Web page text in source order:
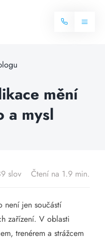
Toggle
internetu
Televize
Blog
Kontakt
mění
a mysl
slov Čtení na 1.9 min.
není jen součástí
zařízení. V oblasti
trenérem a strážcem